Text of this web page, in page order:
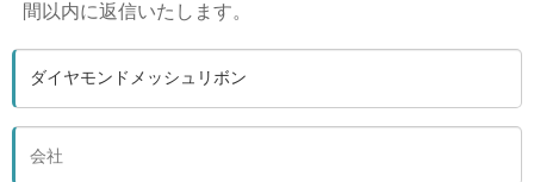
間以内に返信いたします。